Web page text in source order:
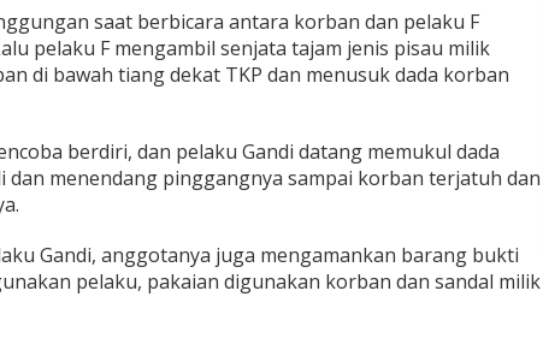
saat berbicara antara korban dan pelaku F
pelaku F mengambil senjata tajam jenis pisau milik
di bawah tiang dekat TKP dan menusuk dada korban
berdiri, dan pelaku Gandi datang memukul dada
dan menendang pinggangnya sampai korban terjatuh dan
Gandi, anggotanya juga mengamankan barang bukti
pelaku, pakaian digunakan korban dan sandal milik